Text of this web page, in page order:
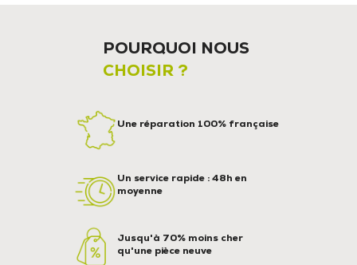
POURQUOI NOUS
CHOISIR ?
Une réparation 100% française
Un service rapide : 48h en
moyenne
Jusqu'à 70% moins cher
qu'une pièce neuve